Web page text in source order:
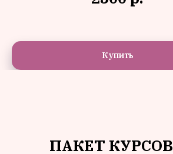
1 900 ₽
Купить
ПАКЕТ КУРСОВ